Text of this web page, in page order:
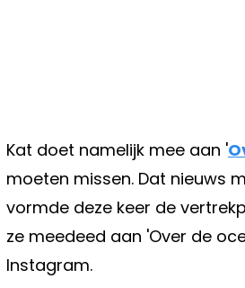
Kat doet namelijk mee aan '
moeten missen. Dat nieuws
vormde deze keer de
ze meedeed aan 'Over de
Instagram.